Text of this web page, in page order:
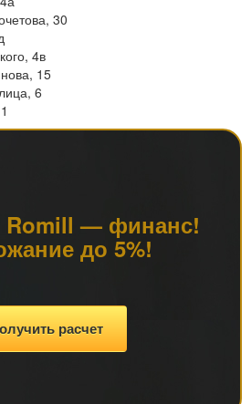
30
4в
15
6
Romill — финанс!
до 5%!
расчет